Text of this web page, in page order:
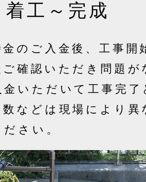
工～完成
金のご入金後、工事開
ご確認いただき問題
金いただいて工事完
数などは現場により
さい。